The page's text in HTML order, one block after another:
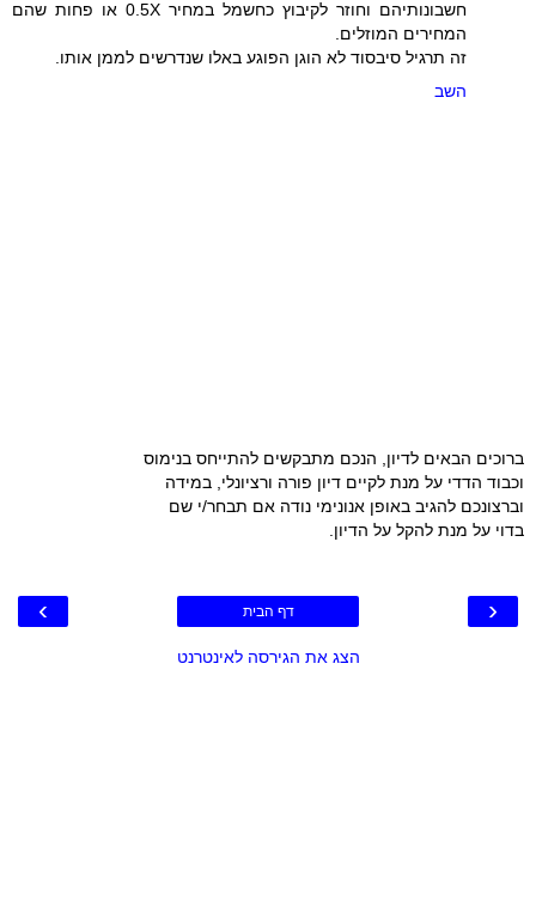
חשבונותיהם וחוזר לקיבוץ כחשמל במחיר 0.5X או פחות שהם
המחירים המוזלים.
זה תרגיל סיבסוד לא הוגן הפוגע באלו שנדרשים לממן אותו.
השב
ברוכים הבאים לדיון, הנכם מתבקשים להתייחס בנימוס
וכבוד הדדי על מנת לקיים דיון פורה ורציונלי, במידה
וברצונכם להגיב באופן אנונימי נודה אם תבחר/י שם
בדוי על מנת להקל על הדיון.
‹
› דף הבית
הצג את הגירסה לאינטרנט